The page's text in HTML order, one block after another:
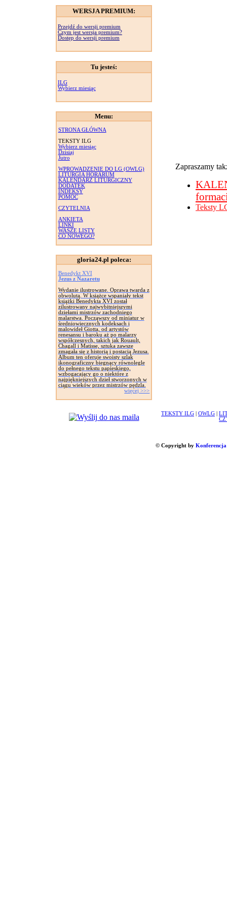
WERSJA PREMIUM:
Przejdź do wersji premium
Czym jest wersja premium?
Dostęp do wersji premium
Tu jesteś:
ILG
Wybierz miesiąc
Menu:
STRONA GŁÓWNA
TEKSTY ILG
Wybierz miesiąc
Dzisiaj
Jutro
WPROWADZENIE DO LG (OWLG)
LITURGIA HORARUM
KALENDARZ LITURGICZNY
DODATEK
INDEKSY
POMOC
CZYTELNIA
ANKIETA
LINKI
WASZE LISTY
CO NOWEGO?
gloria24.pl poleca:
Benedykt XVI
Jezus z Nazaretu
Wydanie ilustrowane. Oprawa twarda z
obwolutą. W książce wspaniały tekst
książki Benedykta XVI został
zilustrowany najwybitniejszymi
dziełami mistrzów zachodniego
malarstwa. Począwszy od miniatur w
średniowiecznych kodeksach i
malowideł Giotta, od artystów
renesansu i baroku aż po malarzy
współczesnych, takich jak Rouault,
Chagall i Matisse, sztuka zawsze
zmagała się z historią i postacią Jezusa.
Album ten oferuje swoisty szlak
ikonograficzny biegnący równolegle
do pełnego tekstu papieskiego,
wzbogacający go o niektóre z
najpiękniejszych dzieł stworzonych w
ciągu wieków przez mistrzów pędzla.
więcej >>>
Zapraszamy
Teksty
TEKSTY ILG OWLG
© Copyright by Konferencja